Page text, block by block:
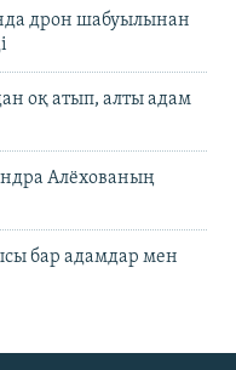
дрон шабуылынан
оқ атып, алты адам
Алёхованың
бар адамдар мен